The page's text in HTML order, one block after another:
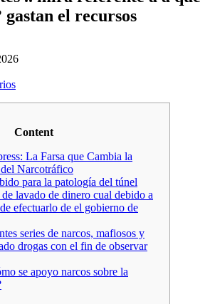
el recursos
Content
La Farsa que Cambia la
Narcotráfico
para la patologí­a del túnel
lavado de dinero cual debido a
efectuarlo de el gobierno de
series de narcos, mafiosos y
drogas con el fin de observar
se apoyo narcos sobre la